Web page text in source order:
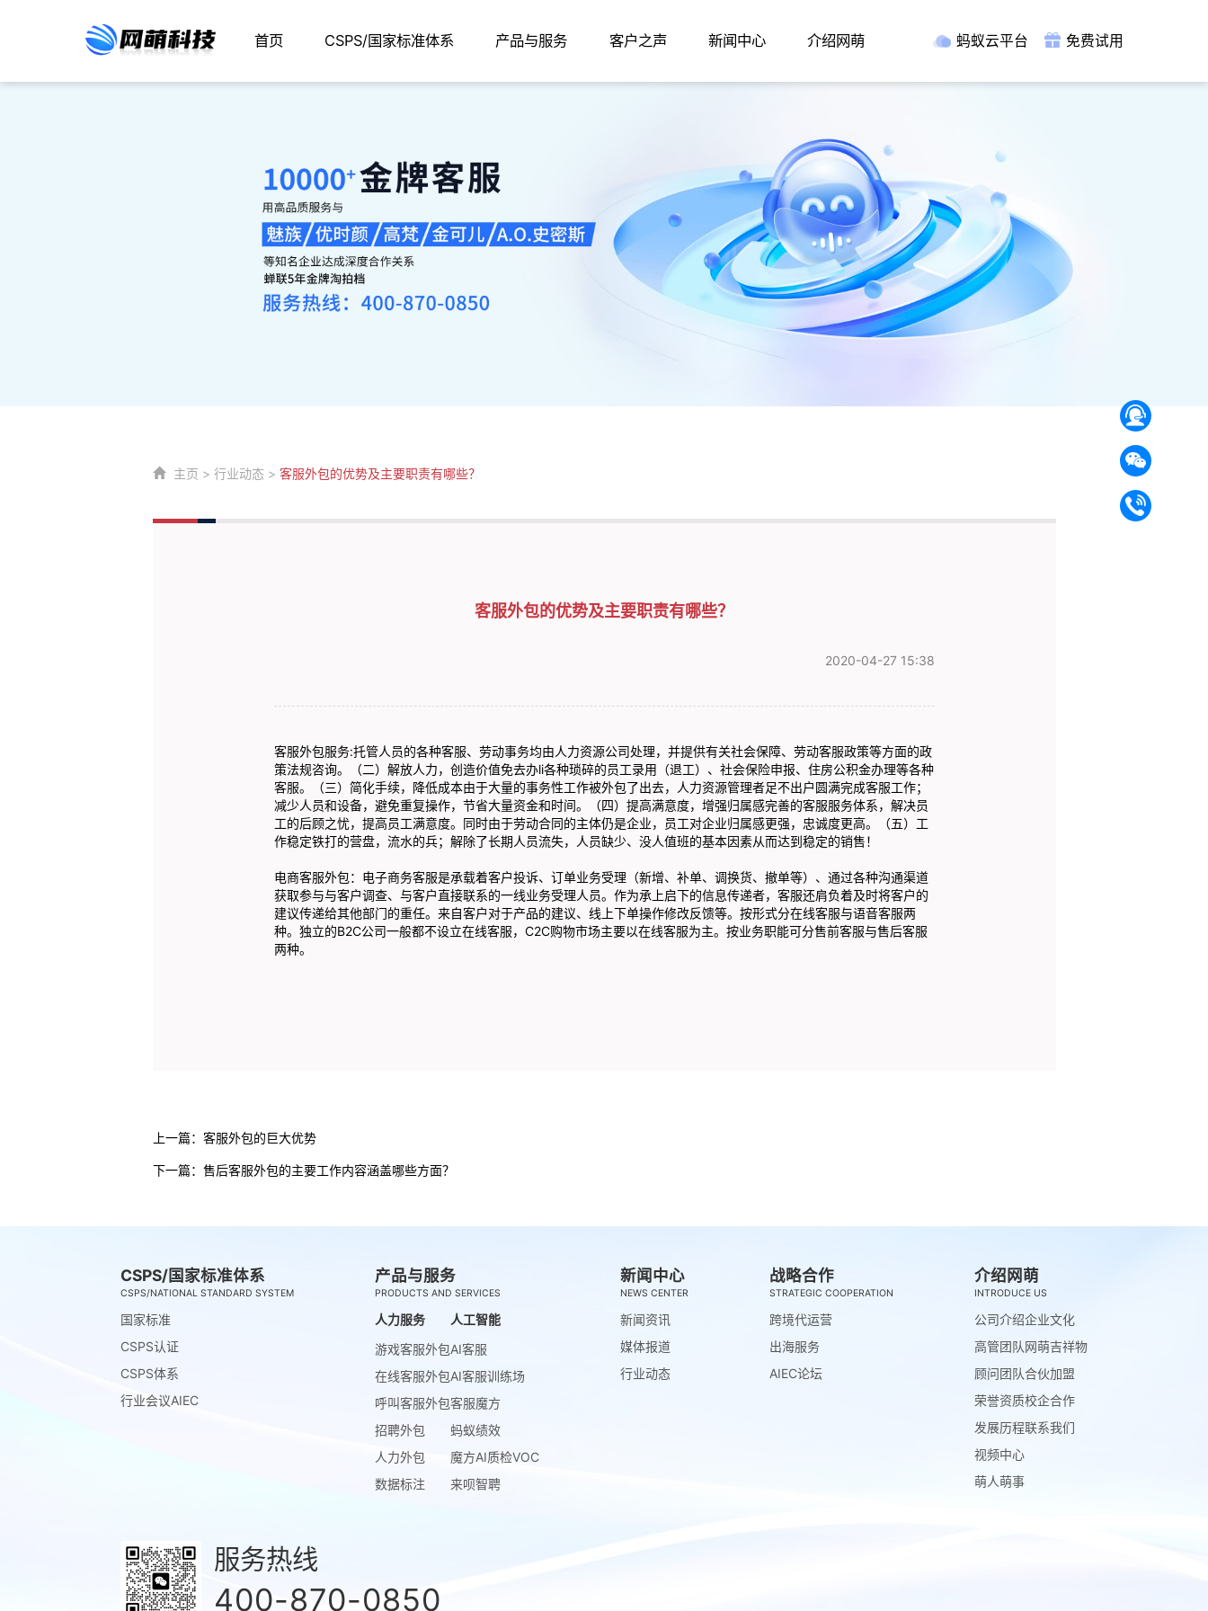
首页 CSPS/国家标准体系 产品与服务 客户之声 新闻中心 介绍网萌 蚂蚁云平台 免费试用
主页 > 行业动态 > 客服外包的优势及主要职责有哪些？
客服外包的优势及主要职责有哪些？
2020-04-27 15:38
客服外包服务:托管人员的各种客服、劳动事务均由人力资源公司处理，并提供有关社会保障、劳动客服政策等方面的政
策法规咨询。（二）解放人力，创造价值免去办li各种琐碎的员工录用（退工）、社会保险申报、住房公积金办理等各种
客服。（三）简化手续，降低成本由于大量的事务性工作被外包了出去，人力资源管理者足不出户圆满完成客服工作；
减少人员和设备，避免重复操作，节省大量资金和时间。（四）提高满意度，增强归属感完善的客服服务体系，解决员
工的后顾之忧，提高员工满意度。同时由于劳动合同的主体仍是企业，员工对企业归属感更强，忠诚度更高。（五）工
作稳定铁打的营盘，流水的兵；解除了长期人员流失，人员缺少、没人值班的基本因素从而达到稳定的销售！
电商客服外包：电子商务客服是承载着客户投诉、订单业务受理（新增、补单、调换货、撤单等）、通过各种沟通渠道
获取参与与客户调查、与客户直接联系的一线业务受理人员。作为承上启下的信息传递者，客服还肩负着及时将客户的
建议传递给其他部门的重任。来自客户对于产品的建议、线上下单操作修改反馈等。按形式分在线客服与语音客服两
种。独立的B2C公司一般都不设立在线客服，C2C购物市场主要以在线客服为主。按业务职能可分售前客服与售后客服
两种。
上一篇： 客服外包的巨大优势
下一篇： 售后客服外包的主要工作内容涵盖哪些方面？
CSPS/国家标准体系
CSPS/NATIONAL STANDARD SYSTEM
国家标准
CSPS认证
CSPS体系
行业会议AIEC
产品与服务
PRODUCTS AND SERVICES
人力服务
游戏客服外包
在线客服外包
呼叫客服外包
招聘外包
人力外包
数据标注
人工智能
AI客服
AI客服训练场
客服魔方
蚂蚁绩效
魔方AI质检VOC
来呗智聘
新闻中心
NEWS CENTER
新闻资讯
媒体报道
行业动态
战略合作
STRATEGIC COOPERATION
跨境代运营
出海服务
AIEC论坛
介绍网萌
INTRODUCE US
公司介绍
高管团队
顾问团队
荣誉资质
发展历程
视频中心
萌人萌事
企业文化
网萌吉祥物
合伙加盟
校企合作
联系我们
服务热线
400-870-0850